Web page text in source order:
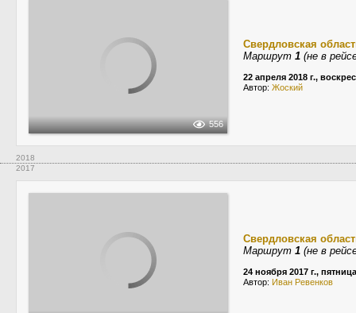
556
Свердловская
Маршрут 1 (не в
22 апреля 2018 г.,
Автор: Жоский
2018
2017
Свердловская
Маршрут 1 (не в
24 ноября 2017 г., пятница
Автор: Иван Ревенков